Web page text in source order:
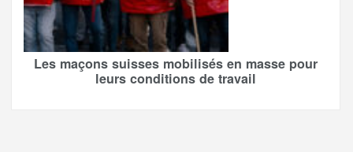
Les maçons suisses mobilisés en masse pour
leurs conditions de travail